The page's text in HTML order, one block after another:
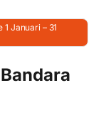
Januari – 31